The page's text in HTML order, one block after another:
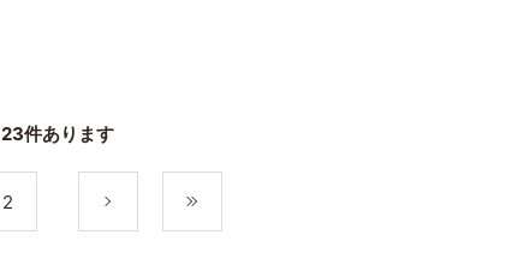
23件あります
2